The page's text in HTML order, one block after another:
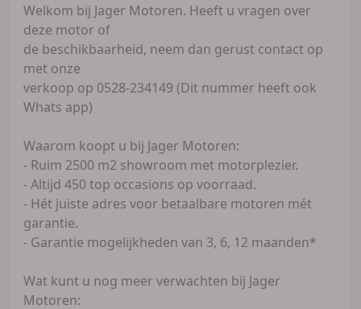
Welkom bij Jager Motoren. Heeft u vragen over
deze motor of
de beschikbaarheid, neem dan gerust contact op
met onze
verkoop op 0528-234149 (Dit nummer heeft ook
Whats app)
Waarom koopt u bij Jager Motoren:
- Ruim 2500 m2 showroom met motorplezier.
- Altijd 450 top occasions op voorraad.
- Hét juiste adres voor betaalbare motoren mét
garantie.
- Garantie mogelijkheden van 3, 6, 12 maanden*
Wat kunt u nog meer verwachten bij Jager
Motoren: